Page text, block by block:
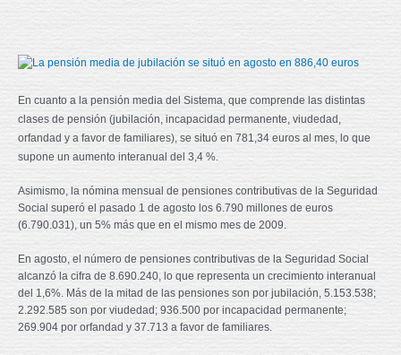
En cuanto a la pensión media del Sistema, que comprende las distintas
clases de pensión (jubilación, incapacidad permanente, viudedad,
orfandad y a favor de familiares), se situó en 781,34 euros al mes, lo que
supone un aumento interanual del 3,4 %.
Asimismo, la nómina mensual de pensiones contributivas de la Seguridad
Social superó el pasado 1 de agosto los 6.790 millones de euros
(6.790.031), un 5% más que en el mismo mes de 2009.
En agosto, el número de pensiones contributivas de la Seguridad Social
alcanzó la cifra de 8.690.240, lo que representa un crecimiento interanual
del 1,6%. Más de la mitad de las pensiones son por jubilación, 5.153.538;
2.292.585 son por viudedad; 936.500 por incapacidad permanente;
269.904 por orfandad y 37.713 a favor de familiares.